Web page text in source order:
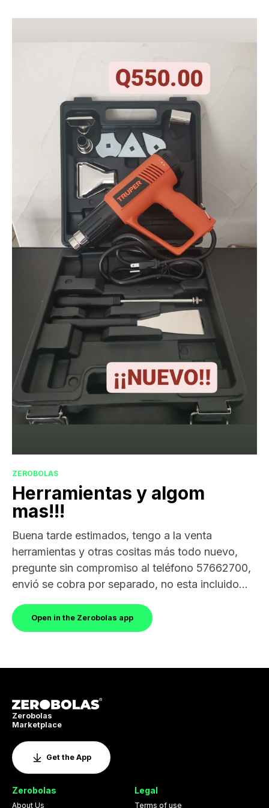
ZEROBOLAS
Herramientas y algom
mas!!!
Buena tarde estimados, tengo a la venta
herramientas y otras cositas más todo nuevo,
pregunte sin compromiso al teléfono 57662700,
envió se cobra por separado, no esta incluido...
Open in the Zerobolas app
Zerobolas
Marketplace
Get the App
Zerobolas
About Us
Legal
Terms of use